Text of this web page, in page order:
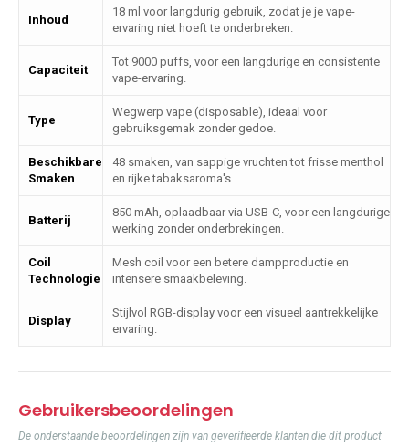
Inhoud
18 ml voor langdurig gebruik, zodat je je vape-
ervaring niet hoeft te onderbreken.
Capaciteit
Tot 9000 puffs, voor een langdurige en consistente
vape-ervaring.
Type
Wegwerp vape (disposable), ideaal voor
gebruiksgemak zonder gedoe.
Beschikbare
Smaken
48 smaken, van sappige vruchten tot frisse menthol
en rijke tabaksaroma's.
Batterij
850 mAh, oplaadbaar via USB-C, voor een langdurige
werking zonder onderbrekingen.
Coil
Technologie
Mesh coil voor een betere dampproductie en
intensere smaakbeleving.
Display
Stijlvol RGB-display voor een visueel aantrekkelijke
ervaring.
Gebruikersbeoordelingen
De onderstaande beoordelingen zijn van geverifieerde klanten die dit product